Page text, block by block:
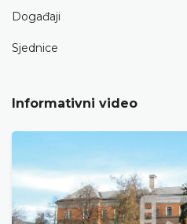
Događaji
Sjednice
Informativni video